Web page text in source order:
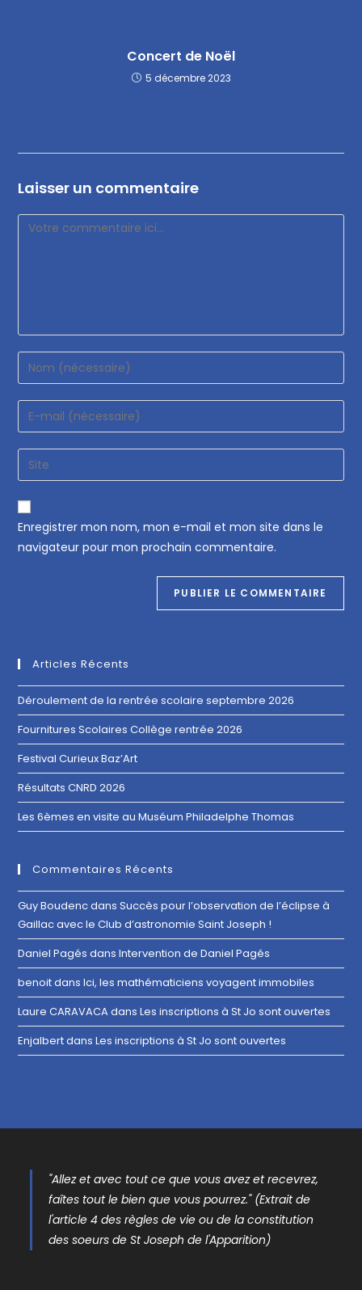
Concert de Noël
5 décembre 2023
Laisser un commentaire
Enregistrer mon nom, mon e-mail et mon site dans le
navigateur pour mon prochain commentaire.
Articles Récents
Déroulement de la rentrée scolaire septembre 2026
Fournitures Scolaires Collège rentrée 2026
Festival Curieux Baz’Art
Résultats CNRD 2026
Les 6èmes en visite au Muséum Philadelphe Thomas
Commentaires Récents
Guy BoudencdansSuccès pour l’observation de l’éclipse à
Gaillac avec le Club d’astronomie Saint Joseph !
Daniel Pagés dansIntervention de Daniel Pagés
benoitdansIci, les mathématiciens voyagent immobiles
Laure CARAVACAdansLes inscriptions à St Jo sont ouvertes
EnjalbertdansLes inscriptions à St Jo sont ouvertes
"Allez et avec tout ce que vous avez et recevrez,
faîtes tout le bien que vous pourrez." (Extrait de
l'article 4 des règles de vie ou de la constitution
des soeurs de St Joseph de l'Apparition)